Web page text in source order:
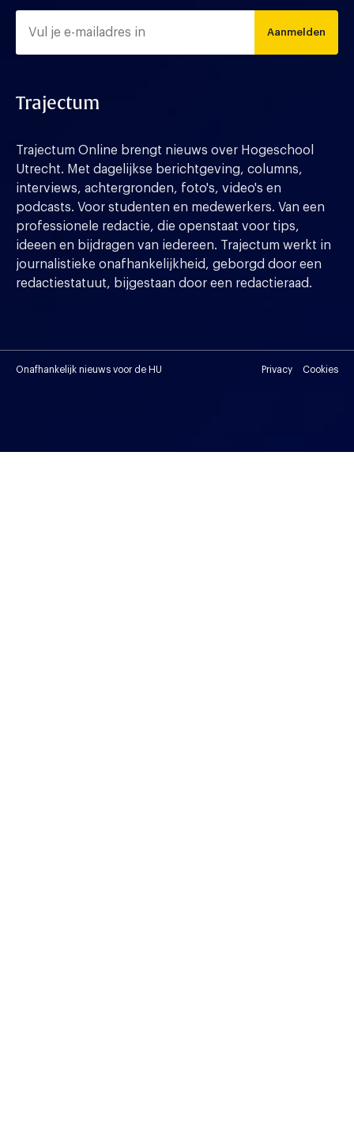
Aanmelden
Trajectum
Trajectum Online brengt nieuws over Hogeschool
Utrecht. Met dagelijkse berichtgeving, columns,
interviews, achtergronden, foto's, video's en
podcasts. Voor studenten en medewerkers. Van een
professionele redactie, die openstaat voor tips,
ideeen en bijdragen van iedereen. Trajectum werkt in
journalistieke onafhankelijkheid, geborgd door een
redactiestatuut, bijgestaan door een redactieraad.
Onafhankelijk nieuws voor de HU Privacy Cookies